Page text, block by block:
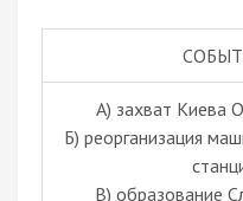
A) захват Киева
Б) реорганизация
В) образование